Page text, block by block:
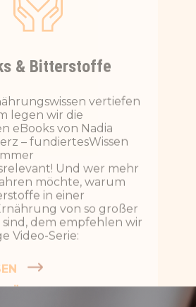
vertiefen
legen wir die
eBooks von Nadia
Und wer mehr
in einer
von so großer
dem empfehlen wir
Video-Serie:
ÜBER BITTERSTOFFE